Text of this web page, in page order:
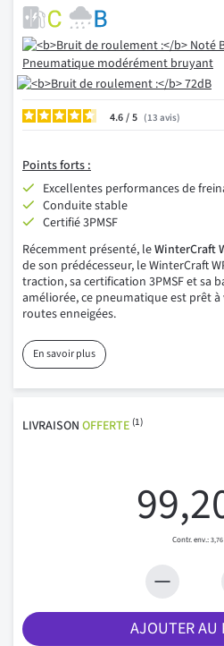
4.6/ 13 avis
Points forts :
Excellentes performances de
Conduite stable
Certifié 3PMSF
Récemment présenté, leWinterCraft
de son prédécesseur, le WinterCraft
traction, sa certification 3PMSF et sa
améliorée, ce pneumatique est prêt
routes enneigées.
En savoir plus
LIVRAISON OFFERTE (1)
3,76
AJOUTER AU